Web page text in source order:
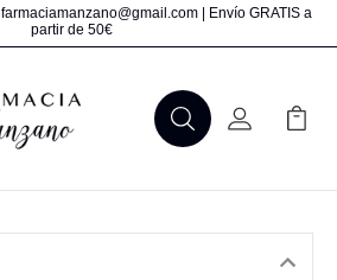
farmaciamanzano@gmail.com | Envío GRATIS a
partir de 50€
BuscarMi Cuenta
Mi